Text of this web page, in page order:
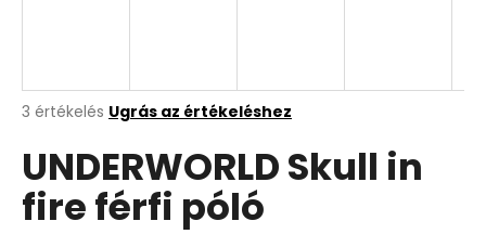
A
átlagos
értékelése
5-
3 értékelés Ugrás az értékeléshez
UNDERWORLD Skull in
fire férfi póló